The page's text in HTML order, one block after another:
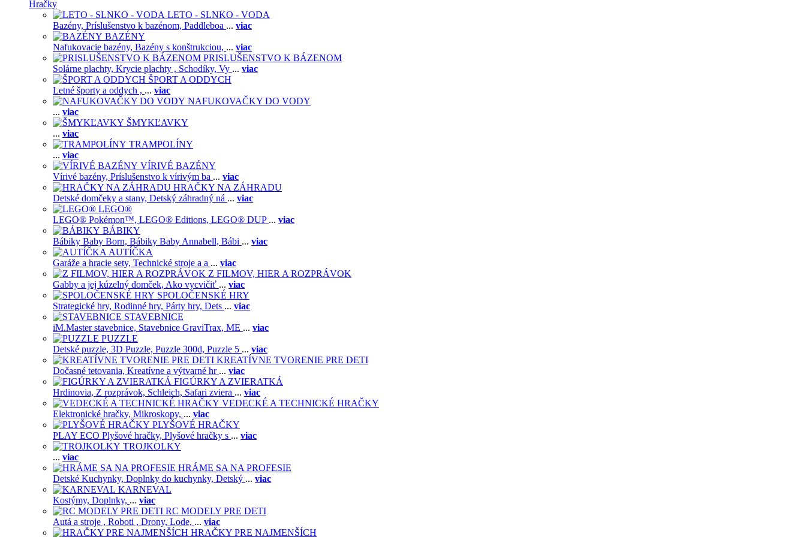
Hračky
LETO - SLNKO - VODA
Bazény, Príslušenstvo k bazénom, Paddleboa ... viac
BAZÉNY
Nafukovacie bazény, Bazény s konštrukciou, ... viac
PRISLUŠENSTVO K BÁZENOM
Solárne plachty, Krycie plachty , Schodíky, Vy ... viac
ŠPORT A ODDYCH
Letné športy a oddych , ... viac
NAFUKOVAČKY DO VODY
... viac
ŠMYKĽAVKY
... viac
TRAMPOLÍNY
... viac
VÍRIVÉ BAZÉNY
Vírivé bazény, Príslušenstvo k vírivým ba ... viac
HRAČKY NA ZÁHRADU
Detské domčeky a stany, Detský záhradný ná ... viac
LEGO®
LEGO® Pokémon™, LEGO® Editions, LEGO® DUP ... viac
BÁBIKY
Bábiky Baby Born, Bábiky Baby Annabell, Bábi ... viac
AUTÍČKA
Garáže a hracie sety, Technické stroje a a ... viac
Z FILMOV, HIER A ROZPRÁVOK
Gabby a jej kúzelný domček, Ako vycvičiť ... viac
SPOLOČENSKÉ HRY
Strategické hry, Rodinné hry, Párty hry, Dets ... viac
STAVEBNICE
iM.Master stavebnice, Stavebnice GraviTrax, ME ... viac
PUZZLE
Detské puzzle, 3D Puzzle, Puzzle 300d, Puzzle 5 ... viac
KREATÍVNE TVORENIE PRE DETI
Dočasné tetovania, Kreatívne a výtvarné hr ... viac
FIGÚRKY A ZVIERATKÁ
Hrdinovia, Z rozprávok, Schleich, Safari zviera ... viac
VEDECKÉ A TECHNICKÉ HRAČKY
Elektronické hračky, Mikroskopy, ... viac
PLYŠOVÉ HRAČKY
PLAY ECO Plyšové hračky, Plyšové hračky s ... viac
TROJKOLKY
... viac
HRÁME SA NA PROFESIE
Detské Kuchynky, Doplnky do kuchynky, Detský ... viac
KARNEVAL
Kostýmy, Doplnky, ... viac
RC MODELY PRE DETI
Autá a stroje , Roboti , Drony, Lode, ... viac
HRAČKY PRE NAJMENŠÍCH